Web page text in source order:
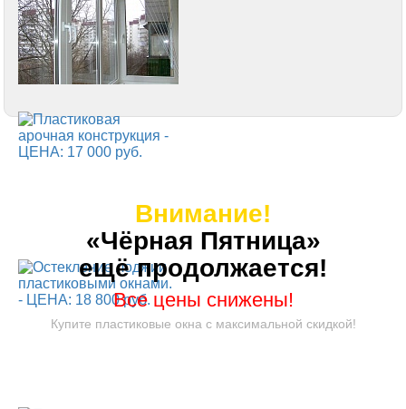
Внимание!
«Чёрная Пятница»
ещё продолжается!
Все цены снижены!
Купите пластиковые окна с максимальной скидкой!